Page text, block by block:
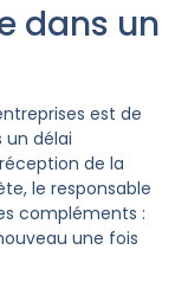
dans un
est de
un délai
de la
le responsable
compléments :
une fois